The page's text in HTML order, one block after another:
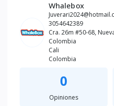
Whalebox
3054642389
Cra. 26m #50-68,
Colombia
Cali
Colombia
0
Opiniones